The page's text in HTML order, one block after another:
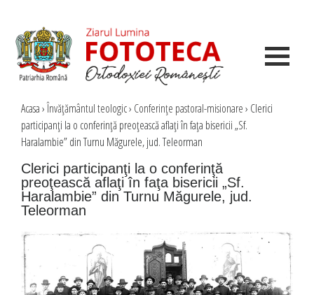
Acasa›Învăţământul teologic› Conferinţe pastoral-misionare› Clerici
participanţi la o conferinţă preoţească aflaţi în faţa bisericii „Sf.
Haralambie” din Turnu Măgurele, jud. Teleorman
Clerici participanţi la o conferinţă
preoţească aflaţi în faţa bisericii „Sf.
Haralambie” din Turnu Măgurele, jud.
Teleorman